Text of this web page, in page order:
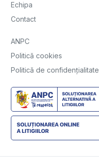
Echipa
Contact
ANPC
Politică cookies
Politică de confidențialitate